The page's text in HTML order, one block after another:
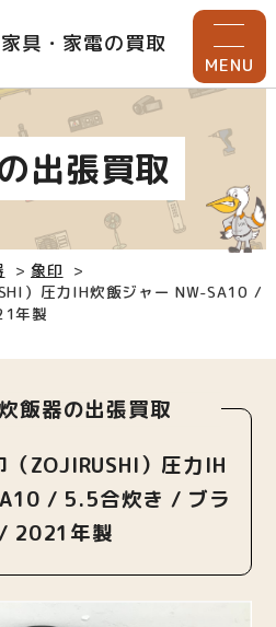
家具・家電の買取
MENU
出張買取
象印
）圧力IH炊飯ジャー NW-SA10 /
年製
飯器の出張買取
（ZOJIRUSHI）圧力IH
/ 5.5合炊き / ブラ
2021年製